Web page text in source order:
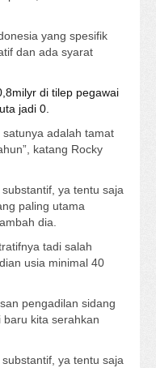
yang spesifik
dan ada syarat
di tilep pegawai
jadi 0.
adalah tamat
katang Rocky
ya tentu saja
paling utama
dia.
tadi salah
usia minimal 40
pengadilan sidang
kita serahkan
ya tentu saja